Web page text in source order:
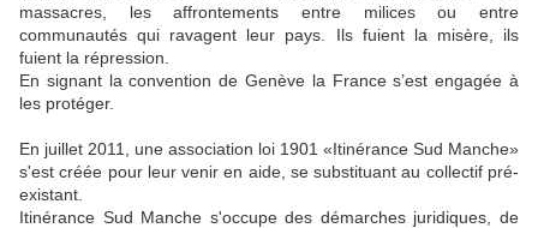
massacres, les affrontements entre milices ou entre
communautés qui ravagent leur pays. Ils fuient la misère, ils
fuient la répression.
En signant la convention de Genève la France s’est engagée à
les protéger.
En juillet 2011, une association loi 1901 «Itinérance Sud Manche»
s'est créée pour leur venir en aide, se substituant au collectif pré-
existant.
Itinérance Sud Manche s'occupe des démarches juridiques, de